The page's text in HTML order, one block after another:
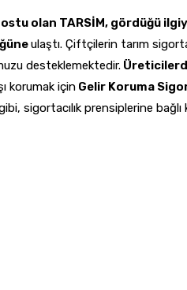
olan TARSİM, gördüğü
ulaştı. Çiftçilerin tarım
desteklemektedir.
korumak için Gelir Koruma
sigortacılık prensiplerine